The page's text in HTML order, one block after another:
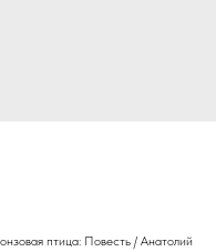
птица: Повесть / Анатолий